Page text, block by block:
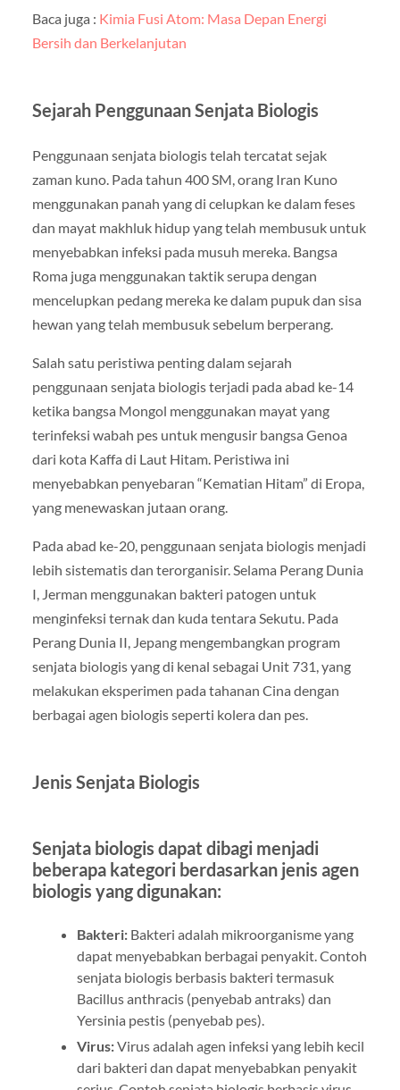
Baca juga : Kimia Fusi Atom: Masa Depan Energi
Bersih dan Berkelanjutan
Sejarah Penggunaan Senjata Biologis
Penggunaan senjata biologis telah tercatat sejak
zaman kuno. Pada tahun 400 SM, orang Iran Kuno
menggunakan panah yang di celupkan ke dalam feses
dan mayat makhluk hidup yang telah membusuk untuk
menyebabkan infeksi pada musuh mereka. Bangsa
Roma juga menggunakan taktik serupa dengan
mencelupkan pedang mereka ke dalam pupuk dan sisa
hewan yang telah membusuk sebelum berperang.
Salah satu peristiwa penting dalam sejarah
penggunaan senjata biologis terjadi pada abad ke-14
ketika bangsa Mongol menggunakan mayat yang
terinfeksi wabah pes untuk mengusir bangsa Genoa
dari kota Kaffa di Laut Hitam. Peristiwa ini
menyebabkan penyebaran “Kematian Hitam” di Eropa,
yang menewaskan jutaan orang.
Pada abad ke-20, penggunaan senjata biologis menjadi
lebih sistematis dan terorganisir. Selama Perang Dunia
I, Jerman menggunakan bakteri patogen untuk
menginfeksi ternak dan kuda tentara Sekutu. Pada
Perang Dunia II, Jepang mengembangkan program
senjata biologis yang di kenal sebagai Unit 731, yang
melakukan eksperimen pada tahanan Cina dengan
berbagai agen biologis seperti kolera dan pes.
Jenis Senjata Biologis
Senjata biologis dapat dibagi menjadi
beberapa kategori berdasarkan jenis agen
biologis yang digunakan:
Bakteri:Bakteri adalah mikroorganisme yang
dapat menyebabkan berbagai penyakit. Contoh
senjata biologis berbasis bakteri termasuk
Bacillus anthracis (penyebab antraks) dan
Yersinia pestis (penyebab pes).
Virus:Virus adalah agen infeksi yang lebih kecil
dari bakteri dan dapat menyebabkan penyakit